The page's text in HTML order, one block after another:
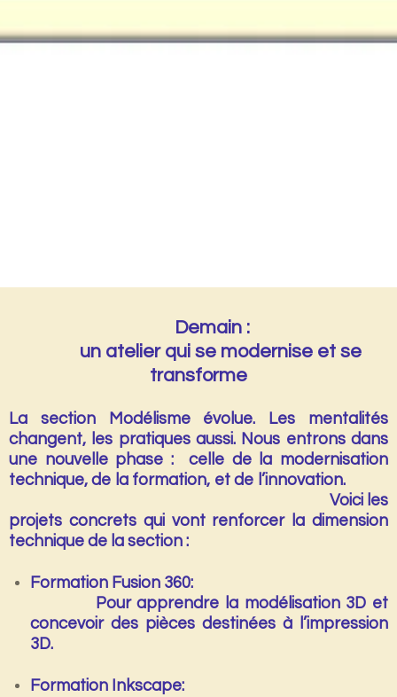
Demain :
un atelier qui se modernise et se
transforme
La section Modélisme évolue. Les mentalités
changent, les pratiques aussi. Nous entrons dans
une nouvelle phase : celle de la modernisation
technique, de la formation, et de l’innovation.
Voici les
projets concrets qui vont renforcer la dimension
technique de la section :
Formation Fusion 360:
Pour apprendre la modélisation 3D et
concevoir des pièces destinées à l’impression
3D.
Formation Inkscape: